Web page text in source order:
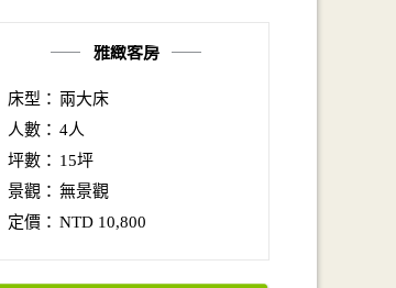
雅緻客房
床型： 兩大床
人數： 4人
坪數： 15坪
景觀： 無景觀
定價： NTD 10,800